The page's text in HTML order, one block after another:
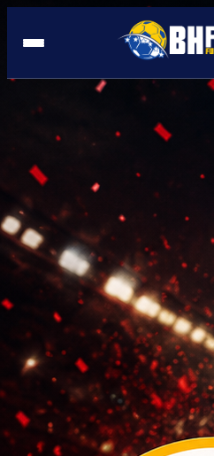
KOŠEVO
14:13, 22.04.2025
Kazna samo na
Frano Jelić
Koševu
Autor:
Redakcija
14:13, 22.04.2025